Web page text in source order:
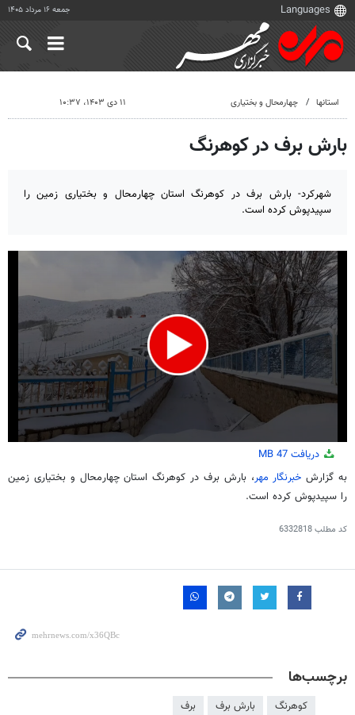
جمعه ۱۶ مرداد ۱۴۰۵
استانها چهارمحال و بختیاری ۱۱ دی ۱۴۰۳، ۱۰:۳۷
بارش برف در کوهرنگ
شهرکرد- بارش برف در کوهرنگ استان چهارمحال و بختیاری زمین را
سپیدپوش کرده است.
0
of
1
دریافت 47 MB
به گزارش خبرنگار مهر، بارش برف در کوهرنگ استان چهارمحال و بختیاری زمین
را سپیدپوش کرده است.
کد مطلب6332818
برچسب‌ها
کوهرنگ بارش برف برف